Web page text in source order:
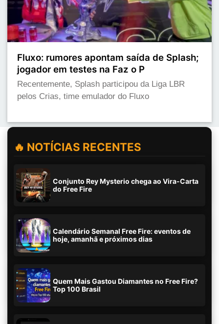
Fluxo: rumores apontam saída de Splash;
jogador em testes na Faz o P
Recentemente, Splash participou da Liga LBR
pelos Crias, time emulador do Fluxo
🔥 NOTÍCIAS RECENTES
Conjunto Rey Mysterio chega ao Vira-Carta
do Free Fire
Calendário Semanal Free Fire: eventos de
hoje, amanhã e próximos dias
Quem Mais Gastou Diamantes no Free Fire?
Top 100 Brasil